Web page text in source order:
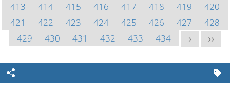
413
414 415 416 417 418 419
420
421
422 423 424 425 426 427
428
429
430 431 432 433 434 > >>